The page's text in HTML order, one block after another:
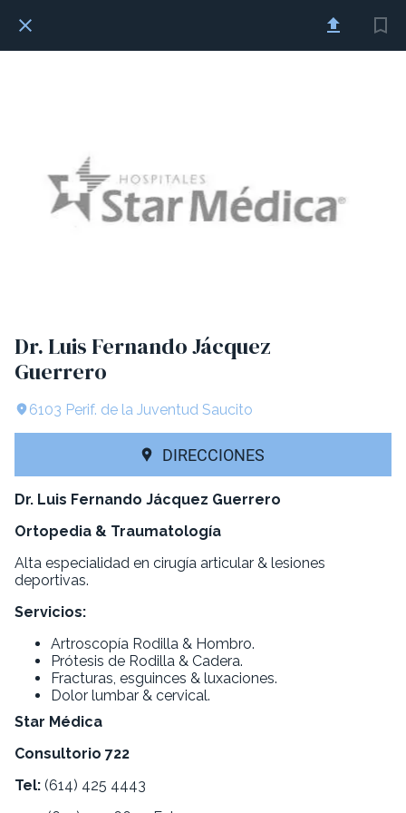
Dr. Luis Fernando Jácquez
Guerrero
6103 Perif. de la Juventud Saucito
DIRECCIONES
Dr. Luis Fernando Jácquez Guerrero
Ortopedia & Traumatología
Alta especialidad en cirugía articular & lesiones
deportivas.
Servicios:
Artroscopía Rodilla & Hombro.
Prótesis de Rodilla & Cadera.
Fracturas, esguinces & luxaciones.
Dolor lumbar & cervical.
Star Médica
Consultorio 722
Tel: (614) 425 4443